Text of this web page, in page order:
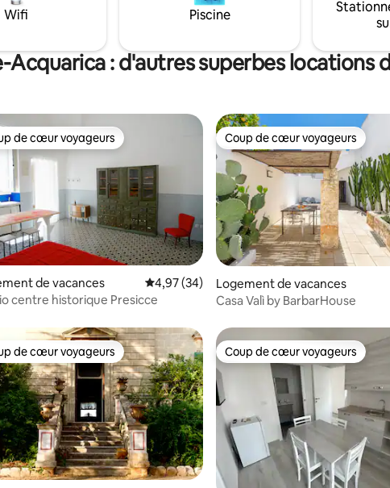
Wifi Piscine
Acquarica : d'autres superbes locations
sur la base de 54 commentaires : 4,91 sur 5
de cœur voyageurs
de cœur voyageurs
de vacances Évaluation moyenne sur la base de 34
4,97 (34)
centre historique Presicce
Coup de cœur voyageurs
Coup de cœur voyageurs
Logement de vacances
Casa Valì by BarbarHouse
de cœur voyageurs
de cœur voyageurs Coup de cœur voyageurs
Coup de cœur voyageurs